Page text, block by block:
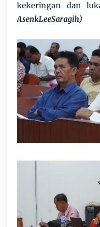
kekeringan dan
AsenkLeeSaragih)